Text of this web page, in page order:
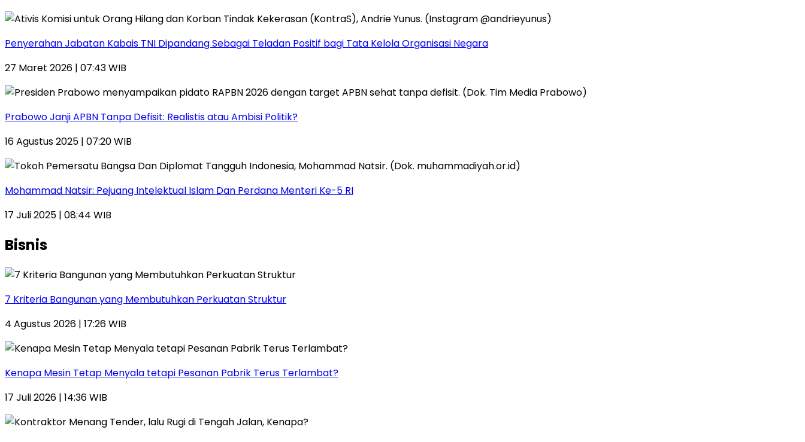
Penyerahan Jabatan Kabais TNI Dipandang Sebagai Teladan Positif bagi Tata Kelola Organisasi Negara
27 Maret 2026 | 07:43 WIB
Prabowo Janji APBN Tanpa Defisit: Realistis atau Ambisi Politik?
16 Agustus 2025 | 07:20 WIB
Mohammad Natsir: Pejuang Intelektual Islam Dan Perdana Menteri Ke-5 RI
17 Juli 2025 | 08:44 WIB
Bisnis
7 Kriteria Bangunan yang Membutuhkan Perkuatan Struktur
4 Agustus 2026 | 17:26 WIB
Kenapa Mesin Tetap Menyala tetapi Pesanan Pabrik Terus Terlambat?
17 Juli 2026 | 14:36 WIB